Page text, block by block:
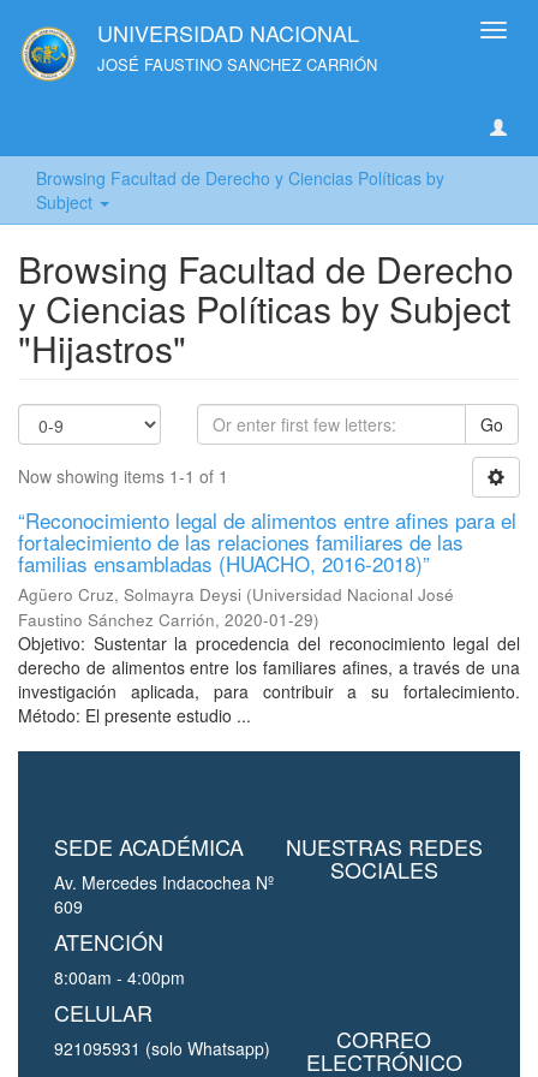
UNIVERSIDAD NACIONAL
JOSÉ FAUSTINO SANCHEZ CARRIÓN
Browsing Facultad de Derecho y Ciencias Políticas by
Subject
Browsing Facultad de Derecho
y Ciencias Políticas by Subject
"Hijastros"
Go
Now showing items 1-1 of 1
“Reconocimiento legal de alimentos entre afines para el
fortalecimiento de las relaciones familiares de las
familias ensambladas (HUACHO, 2016-2018)”
Agüero Cruz, Solmayra Deysi (Universidad Nacional José
Faustino Sánchez Carrión, 2020-01-29)
Objetivo: Sustentar la procedencia del reconocimiento legal del
derecho de alimentos entre los familiares afines, a través de una
investigación aplicada, para contribuir a su fortalecimiento.
Método: El presente estudio ...
SEDE ACADÉMICA
Av. Mercedes Indacochea Nº
609
ATENCIÓN
8:00am - 4:00pm
CELULAR
921095931 (solo Whatsapp)
NUESTRAS REDES
SOCIALES
CORREO
ELECTRÓNICO